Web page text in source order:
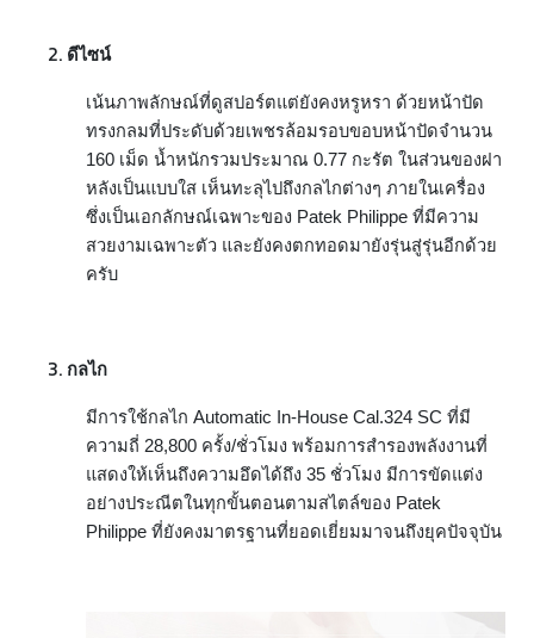
ดีไซน์
เน้นภาพลักษณ์ที่ดูสปอร์ตแต่ยังคงหรูหรา ด้วยหน้าปัด
ทรงกลมที่ประดับด้วยเพชรล้อมรอบขอบหน้าปัดจำนวน
160 เม็ด น้ำหนักรวมประมาณ 0.77 กะรัต ในส่วนของฝา
หลังเป็นแบบใส เห็นทะลุไปถึงกลไกต่างๆ ภายในเครื่อง
ซึ่งเป็นเอกลักษณ์เฉพาะของ Patek Philippe ที่มีความ
สวยงามเฉพาะตัว และยังคงตกทอดมายังรุ่นสู่รุ่นอีกด้วย
ครับ
กลไก
มีการใช้กลไก Automatic In-House Cal.324 SC ที่มี
ความถี่ 28,800 ครั้ง/ชั่วโมง พร้อมการสำรองพลังงานที่
แสดงให้เห็นถึงความอึดได้ถึง 35 ชั่วโมง มีการขัดแต่ง
อย่างประณีตในทุกขั้นตอนตามสไตล์ของ Patek
Philippe ที่ยังคงมาตรฐานที่ยอดเยี่ยมมาจนถึงยุคปัจจุบัน